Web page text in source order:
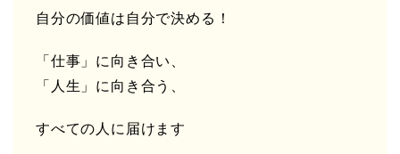
自分の価値は自分で決める！
「 仕事 」に向き合い、
「 人生 」に向き合う、
すべての人に届けます